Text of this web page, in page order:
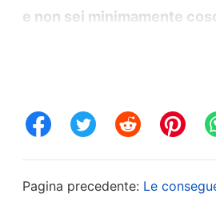
e non sei minimamente
consapevolezza di farlo?
limitandosi a stare seduti,
Pagina precedente: Le